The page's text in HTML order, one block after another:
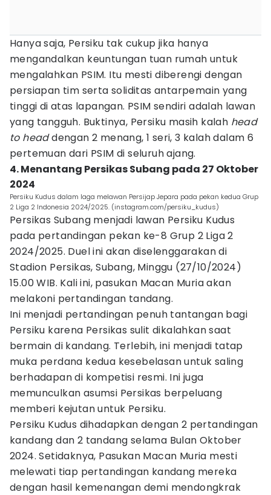
Hanya saja, Persiku tak cukup jika hanya
mengandalkan keuntungan tuan rumah untuk
mengalahkan PSIM. Itu mesti diberengi dengan
persiapan tim serta soliditas antarpemain yang
tinggi di atas lapangan. PSIM sendiri adalah lawan
yang tangguh. Buktinya, Persiku masih kalah head
to headdengan 2 menang, 1 seri, 3 kalah dalam 6
pertemuan dari PSIM di seluruh ajang.
4. Menantang Persikas Subang pada 27 Oktober
2024
Persiku Kudus dalam laga melawan Persijap Jepara pada pekan kedua Grup
2 Liga 2 Indonesia 2024/2025. (instagram.com/persiku_kudus)
Persikas Subang menjadi lawan Persiku Kudus
pada pertandingan pekan ke-8 Grup 2 Liga 2
2024/2025. Duel ini akan diselenggarakan di
Stadion Persikas, Subang, Minggu (27/10/2024)
15.00 WIB. Kali ini, pasukan Macan Muria akan
melakoni pertandingan tandang.
Ini menjadi pertandingan penuh tantangan bagi
Persiku karena Persikas sulit dikalahkan saat
bermain di kandang. Terlebih, ini menjadi tatap
muka perdana kedua kesebelasan untuk saling
berhadapan di kompetisi resmi. Ini juga
memunculkan asumsi Persikas berpeluang
memberi kejutan untuk Persiku.
Persiku Kudus dihadapkan dengan 2 pertandingan
kandang dan 2 tandang selama Bulan Oktober
2024. Setidaknya, Pasukan Macan Muria mesti
melewati tiap pertandingan kandang mereka
dengan hasil kemenangan demi mendongkrak